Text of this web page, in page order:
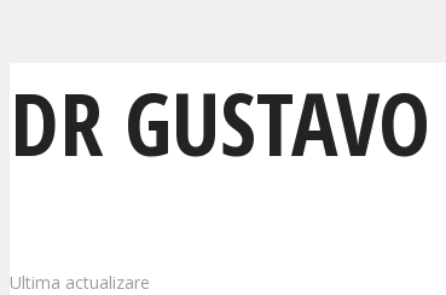
DR
Ultima actualizare